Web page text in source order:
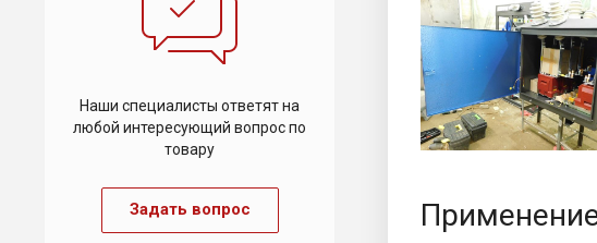
Наши специалисты ответят на
любой интересующий вопрос по
товару
Задать вопрос